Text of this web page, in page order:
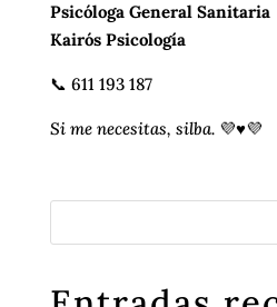
Psicóloga General Sanitaria
Kairós Psicología
📞 611 193 187
Si me necesitas, silba.💜♥️💜